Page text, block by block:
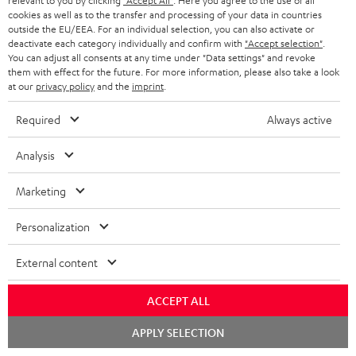
a
n
t
i
e
Gültig bis 08.08.2026, 23:59 Uhr. Gratis Move 2 ab einem
Mindesteinkaufswert von 300 EUR. Gültig nur beim Kauf ausgewählter
Produkte bzw. für Bestellungen mit teilnahmeberechtigten Produkten.
Ausgenommen sind Produkte von Drittanbietern (Third-Party-Produkte).
Nicht gültig für bereits getätigte Käufe. Keine Barauszahlung. Nur für
Privatkunden. Nicht mit anderen Aktionsgutscheinen kombinierbar. Der
im Falle eines Verkaufs seine Gültigkeit. Die genauen Bedingungen
entnehmen Sie bitte denAGB.
8 Wochen Probehören
Gratis Rückversand
Inhouse Kundenservice
cookies as well as to the transfer and processing of your data in countries
outside the EU/EEA. For an individual selection, you can also activate or
deactivate each category individually and confirm with "Accept selection"
You can adjust all consents at any time under "Data settings" and revoke
them with effect for the future. For more information, please also take a look
at our privacy policyand the imprint
Required Always active
Analysis
Marketing
Personalization
External content
ACCEPT ALL
APPLY SELECTION